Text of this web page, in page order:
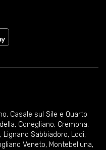
, Casale sul Sile e Quarto
, Conegliano, Cremona,
, Lignano Sabbiadoro, Lodi,
Veneto, Montebelluna,